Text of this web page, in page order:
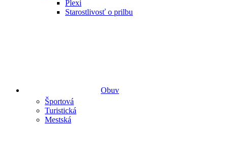
Plexi
Starostlivosť o prilbu
Obuv
Športová
Turistická
Mestská